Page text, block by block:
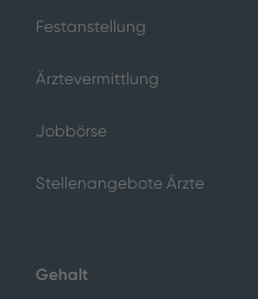
Festanstellung
Ärztevermittlung
Jobbörse
Stellenangebote Ärzte
Gehalt